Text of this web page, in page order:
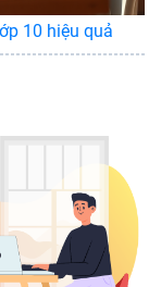
10 hiệu quả